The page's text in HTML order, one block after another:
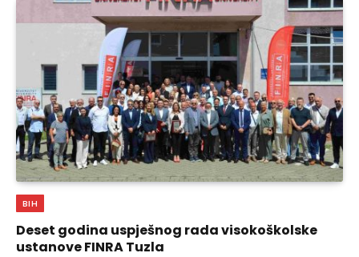
BIH
Deset godina uspješnog rada visokoškolske
ustanove FINRA Tuzla